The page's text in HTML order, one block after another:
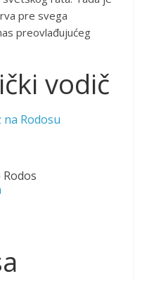
pre svega
preovlađujućeg
vodič
na Rodosu